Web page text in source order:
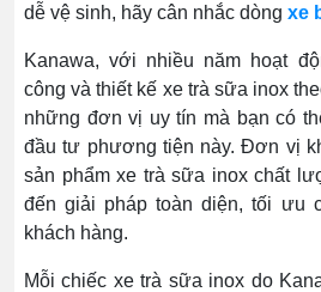
dễ vệ sinh, hãy cân nhắc dòng xe
Kanawa, với nhiều năm hoạt
công và thiết kế xe trà sữa inox
những đơn vị uy tín mà bạn có
đầu tư phương tiện này. Đơn vị
sản phẩm xe trà sữa inox chất
đến giải pháp toàn diện, tối ưu
khách hàng.
Mỗi chiếc xe trà sữa inox do